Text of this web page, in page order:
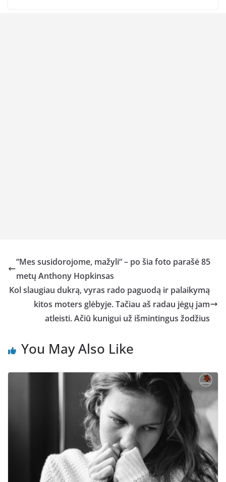
“Mes susidorojome, mažyli“ – po šia foto parašė 85
metų Anthony Hopkinsas
Kol slaugiau dukrą, vyras rado paguodą ir palaikymą
kitos moters glėbyje. Tačiau aš radau jėgų jam
atleisti. Ačiū kunigui už išmintingus žodžius
You May Also Like